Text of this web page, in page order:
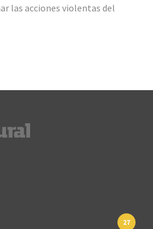
las acciones violentas del
27